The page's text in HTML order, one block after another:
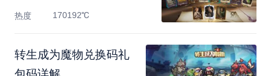
热度 170192℃
转生成为魔物兑换码礼